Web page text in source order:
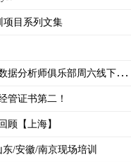
目系列文集
据分析师俱乐部周六线下交
管证书第二！
顾【上海】
/安徽/南京现场培训